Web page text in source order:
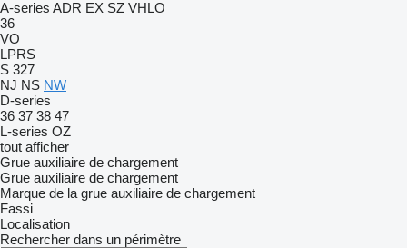
A-series ADR EX SZ VHLO
36
VO
LPRS
S 327
NJ NS NW
D-series
36 37 38 47
L-series OZ
tout afficher
Grue auxiliaire de chargement
Grue auxiliaire de chargement
Marque de la grue auxiliaire de chargement
Fassi
Localisation
Rechercher dans un périmètre